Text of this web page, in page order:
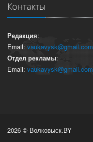
Контакты
Редакция:
Email: vaukavysk@gmail.com
Отдел рекламы:
Email: vaukavysk@gmail.com
2026 © Волковыск.BY